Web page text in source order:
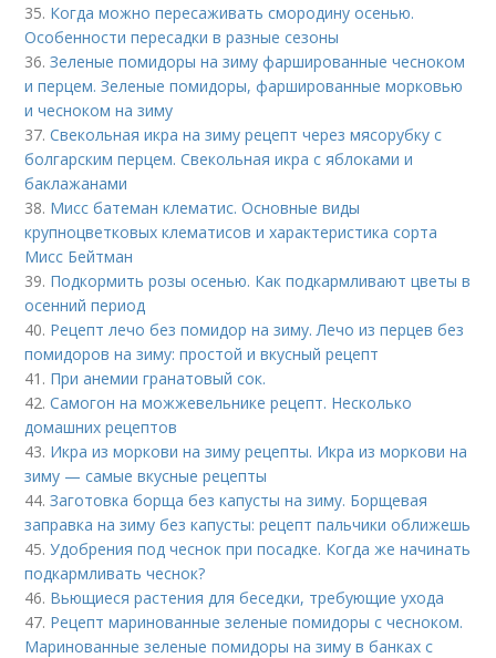
35. Когда можно пересаживать смородину осенью.
Особенности пересадки в разные сезоны
36.Зеленые помидоры на зиму фаршированные чесноком
и перцем. Зеленые помидоры, фаршированные морковью
и чесноком на зиму
37.Свекольная икра на зиму рецепт через мясорубку с
болгарским перцем. Свекольная икра с яблоками и
баклажанами
38. Мисс батеман клематис. Основные виды
крупноцветковых клематисов и характеристика сорта
Мисс Бейтман
39. Подкормить розы осенью. Как подкармливают цветы в
осенний период
40. Рецепт лечо без помидор на зиму. Лечо из перцев без
помидоров на зиму: простой и вкусный рецепт
41. При анемии гранатовый сок.
42.Самогон на можжевельнике рецепт. Несколько
домашних рецептов
43. Икра из моркови на зиму рецепты. Икра из моркови на
зиму — самые вкусные рецепты
44.Заготовка борща без капусты на зиму. Борщевая
заправка на зиму без капусты: рецепт пальчики оближешь
45.Удобрения под чеснок при посадке. Когда же начинать
подкармливать чеснок?
46. Вьющиеся растения для беседки, требующие ухода
47. Рецепт маринованные зеленые помидоры с чесноком.
Маринованные зеленые помидоры на зиму в банках с